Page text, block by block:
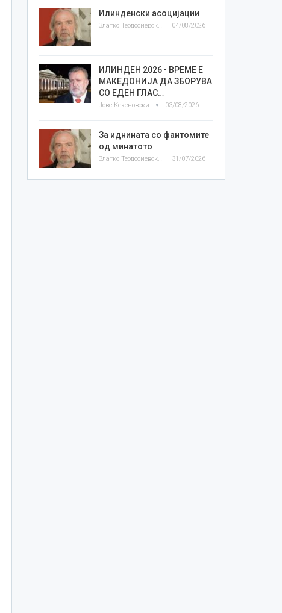
Илинденски асоцијации
Златко Теодосиевски 04/08/2026
ИЛИНДЕН 2026 • ВРЕМЕ Е
МАКЕДОНИЈА ДА ЗБОРУВА
СО ЕДЕН ГЛАС…
Јове Кекеновски 03/08/2026
За иднината со фантомите
од минатото
Златко Теодосиевски 31/07/2026